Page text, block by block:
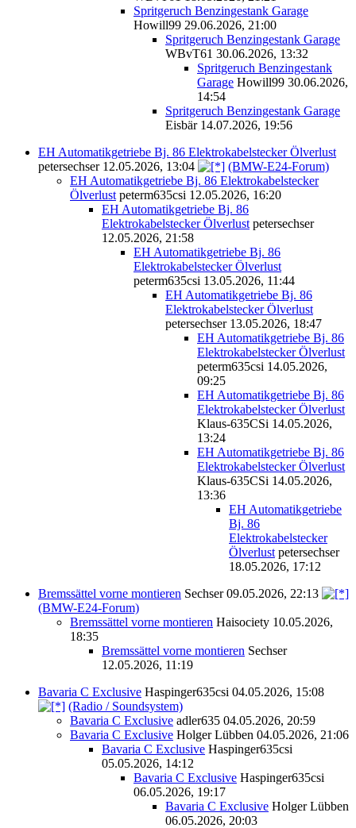
Spritgeruch Benzingestank Garage
Howill99 29.06.2026, 21:00
Spritgeruch Benzingestank Garage
WBvT61 30.06.2026, 13:32
Spritgeruch Benzingestank
Garage Howill99 30.06.2026,
14:54
Spritgeruch Benzingestank Garage
Eisbär 14.07.2026, 19:56
EH Automatikgetriebe Bj. 86 Elektrokabelstecker Ölverlust
petersechser 12.05.2026, 13:04
(BMW-E24-Forum)
EH Automatikgetriebe Bj. 86 Elektrokabelstecker
Ölverlust peterm635csi 12.05.2026, 16:20
EH Automatikgetriebe Bj. 86
Elektrokabelstecker Ölverlust petersechser
12.05.2026, 21:58
EH Automatikgetriebe Bj. 86
Elektrokabelstecker Ölverlust
peterm635csi 13.05.2026, 11:44
EH Automatikgetriebe Bj. 86
Elektrokabelstecker Ölverlust
petersechser 13.05.2026, 18:47
EH Automatikgetriebe Bj. 86
Elektrokabelstecker Ölverlust
peterm635csi 14.05.2026,
09:25
EH Automatikgetriebe Bj. 86
Elektrokabelstecker Ölverlust
Klaus-635CSi 14.05.2026,
13:24
EH Automatikgetriebe Bj. 86
Elektrokabelstecker Ölverlust
Klaus-635CSi 14.05.2026,
13:36
EH Automatikgetriebe
Bj. 86
Elektrokabelstecker
Ölverlust petersechser
18.05.2026, 17:12
Bremssättel vorne montieren Sechser 09.05.2026, 22:13
(BMW-E24-Forum)
Bremssättel vorne montieren Haisociety 10.05.2026,
18:35
Bremssättel vorne montieren Sechser
12.05.2026, 11:19
Bavaria C Exclusive Haspinger635csi 04.05.2026, 15:08
(Radio / Soundsystem)
Bavaria C Exclusive adler635 04.05.2026, 20:59
Bavaria C Exclusive Holger Lübben 04.05.2026, 21:06
Bavaria C Exclusive Haspinger635csi
05.05.2026, 14:12
Bavaria C Exclusive Haspinger635csi
06.05.2026, 19:17
Bavaria C Exclusive Holger Lübben
06.05.2026, 20:03